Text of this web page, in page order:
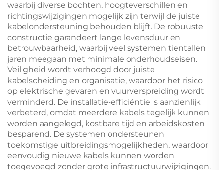
waarbij diverse bochten, hoogteverschillen en
richtingswijzigingen mogelijk zijn terwijl de juiste
kabelondersteuning behouden blijft. De robuuste
constructie garandeert lange levensduur en
betrouwbaarheid, waarbij veel systemen tientallen
jaren meegaan met minimale onderhoudseisen.
Veiligheid wordt verhoogd door juiste
kabelscheiding en organisatie, waardoor het risico
op elektrische gevaren en vuurverspreiding wordt
verminderd. De installatie-efficiëntie is aanzienlijk
verbeterd, omdat meerdere kabels tegelijk kunnen
worden aangelegd, kostbare tijd en arbeidskosten
besparend. De systemen ondersteunen
toekomstige uitbreidingsmogelijkheden, waardoor
eenvoudig nieuwe kabels kunnen worden
toegevoegd zonder grote infrastructuurwijzigingen.